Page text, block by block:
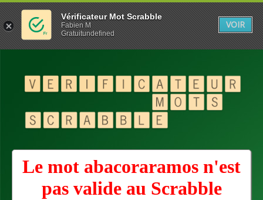
Le mot abacoraramos n'est
pas valide au Scrabble
Vérificateur Mot Scrabble
Fabien M
Gratuitundefined
VOIR